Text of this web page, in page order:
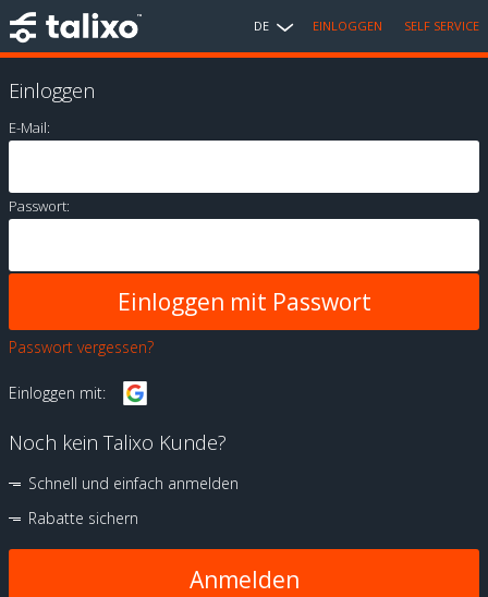
DE EINLOGGEN SELF SERVICE
Einloggen
E-Mail:
Passwort:
Passwort vergessen?
Einloggen mit:
Noch kein Talixo Kunde?
Schnell und einfach anmelden
Rabatte sichern
Anmelden